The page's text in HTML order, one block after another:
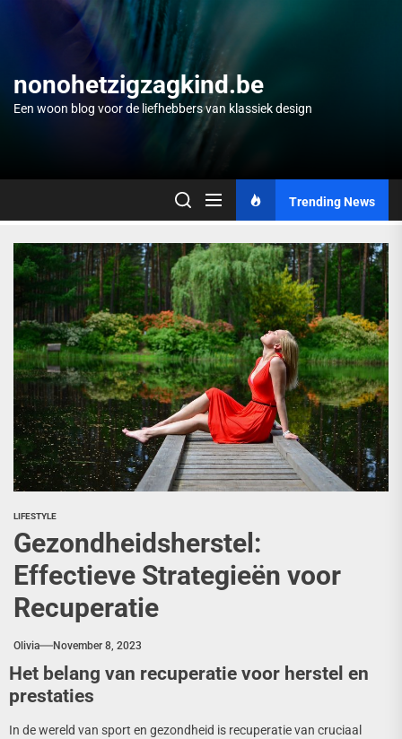
nonohetzigzagkind.be
Een woon blog voor de liefhebbers van klassiek design
Trending News
LIFESTYLE
Gezondheidsherstel:
Effectieve Strategieën voor
Recuperatie
Olivia November 8, 2023
Het belang van recuperatie voor herstel en
prestaties
In de wereld van sport en gezondheid is recuperatie van cruciaal